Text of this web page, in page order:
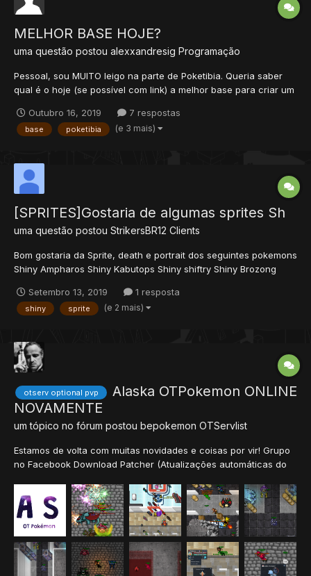
MELHOR BASE HOJE?
uma questão postou alexxandresig Programação
Pessoal, sou MUITO leigo na parte de Poketibia. Queria saber
qual é o hoje (se possível com link) a melhor base para criar um
primeira e segunda geração, mesmo que a base tenha mais
gerações. Resumindo, qual a melhor ba...
Outubro 16, 2019 7 respostas
base poketibia (e 3 mais)
[SPRITES]Gostaria de algumas sprites Sh
uma questão postou StrikersBR12 Clients
Bom gostaria da Sprite, death e portrait dos seguintes pokemons
Shiny Ampharos Shiny Kabutops Shiny shiftry Shiny Brozong
Shiny Manectric
Setembro 13, 2019 1 resposta
shiny sprite (e 2 mais)
otserv optional pvp
Alaska OTPokemon ONLINE
NOVAMENTE
um tópico no fórum postou bepokemon OTServlist
Estamos de volta com muitas novidades e coisas por vir! Grupo
no Facebook Download Patcher (Atualizações automáticas do